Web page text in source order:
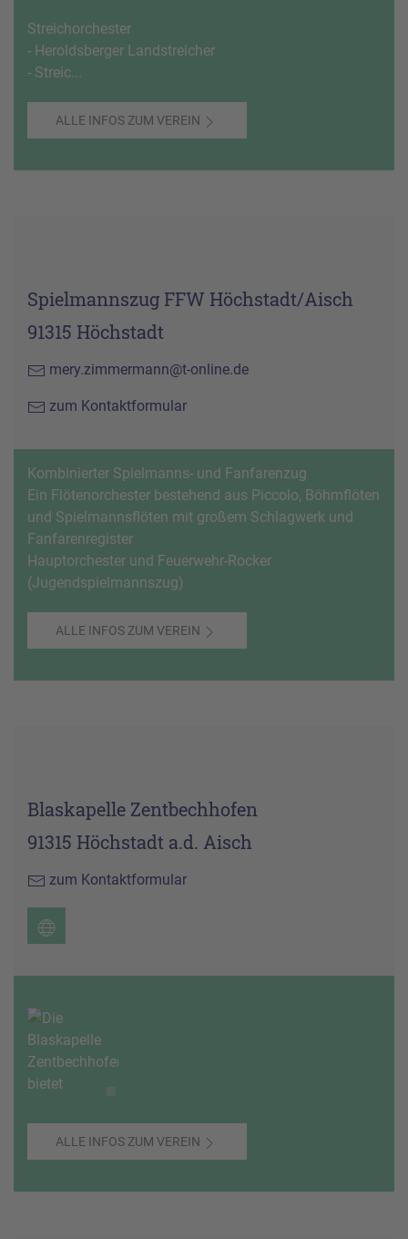
Streichorchester
- Heroldsberger Landstreicher
- Streic...
ALLE INFOS ZUM VEREIN
Spielmannszug FFW Höchstadt/Aisch
91315 Höchstadt
mery.zimmermann@t-online.de
zum Kontaktformular
Kombinierter Spielmanns- und Fanfarenzug
Ein Flötenorchester bestehend aus Piccolo, Böhmflöten
und Spielmannsflöten mit großem Schlagwerk und
Fanfarenregister
Hauptorchester und Feuerwehr-Rocker
(Jugendspielmannszug)
ALLE INFOS ZUM VEREIN
Blaskapelle Zentbechhofen
91315 Höchstadt a.d. Aisch
zum Kontaktformular
ALLE INFOS ZUM VEREIN